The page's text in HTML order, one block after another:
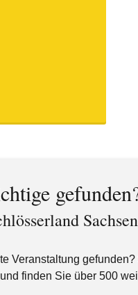
Sachsen
Veranstaltung
finden Sie über 500